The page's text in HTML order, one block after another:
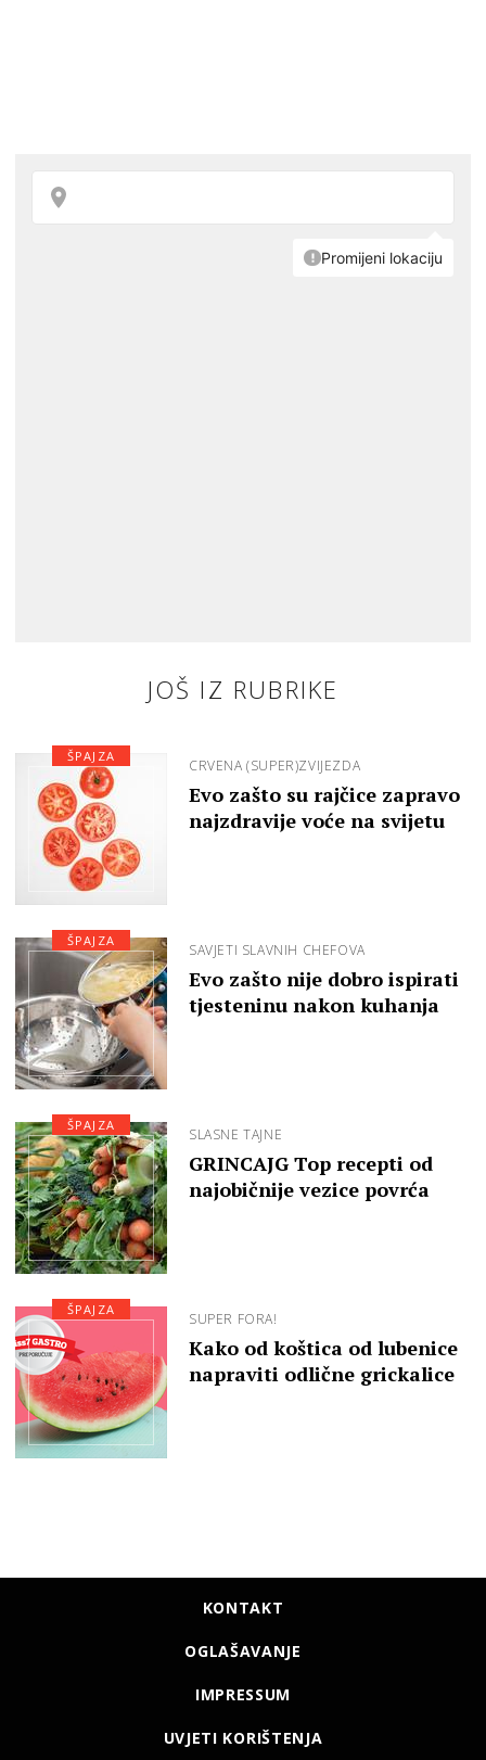
JOŠ IZ RUBRIKE
CRVENA (SUPER)ZVIJEZDA
Evo zašto su rajčice zapravo
najzdravije voće na svijetu
ŠPAJZA
SAVJETI SLAVNIH CHEFOVA
Evo zašto nije dobro ispirati
tjesteninu nakon kuhanja
ŠPAJZA
SLASNE TAJNE
GRINCAJG Top recepti od
najobičnije vezice povrća
ŠPAJZA
SUPER FORA!
Kako od koštica od lubenice
napraviti odlične grickalice
ŠPAJZA
KONTAKT
OGLAŠAVANJE
IMPRESSUM
UVJETI KORIŠTENJA